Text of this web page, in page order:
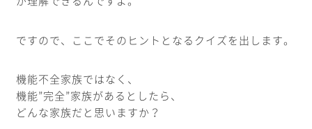
ですので、ここでそのヒントとなるクイズを出します。
機能不全家族ではなく、
機能”完全”家族があるとしたら、
どんな家族だと思いますか？